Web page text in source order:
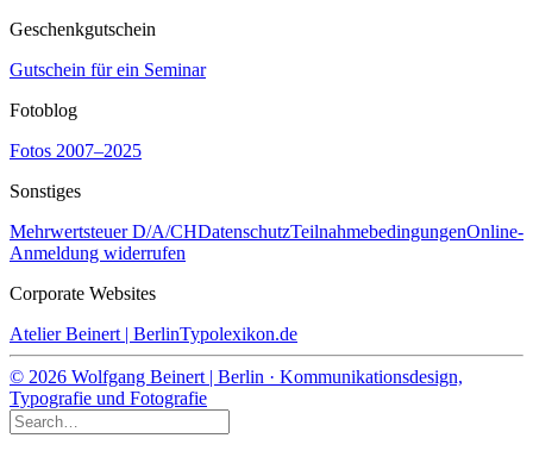
Geschenkgutschein
Gutschein für ein Seminar
Fotoblog
Fotos 2007–2025
Sonstiges
Mehrwertsteuer D/A/CHDatenschutzTeilnahmebedingungenOnline-
Anmeldung widerrufen
Corporate Websites
Atelier Beinert | BerlinTypolexikon.de
© 2026 Wolfgang Beinert | Berlin · Kommunikationsdesign,
Typografie und Fotografie